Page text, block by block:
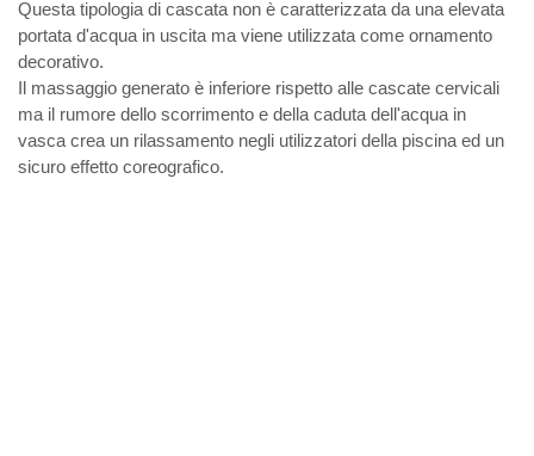
Questa tipologia di cascata non è caratterizzata da una elevata
portata d'acqua in uscita ma viene utilizzata come ornamento
decorativo.
Il massaggio generato è inferiore rispetto alle cascate cervicali
ma il rumore dello scorrimento e della caduta dell'acqua in
vasca crea un rilassamento negli utilizzatori della piscina ed un
sicuro effetto coreografico.